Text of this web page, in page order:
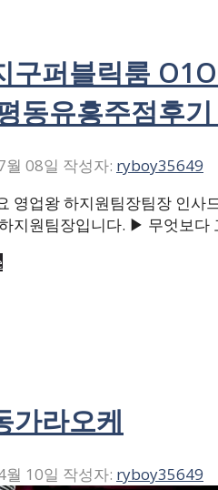
구퍼블릭룸
동유흥주점후
월 08일 작성자: ryboy35649
영업왕 하지원팀장팀장 인
지원팀장입니다. ▶ 무엇보다
가라오케
월 10일 작성자: ryboy35649